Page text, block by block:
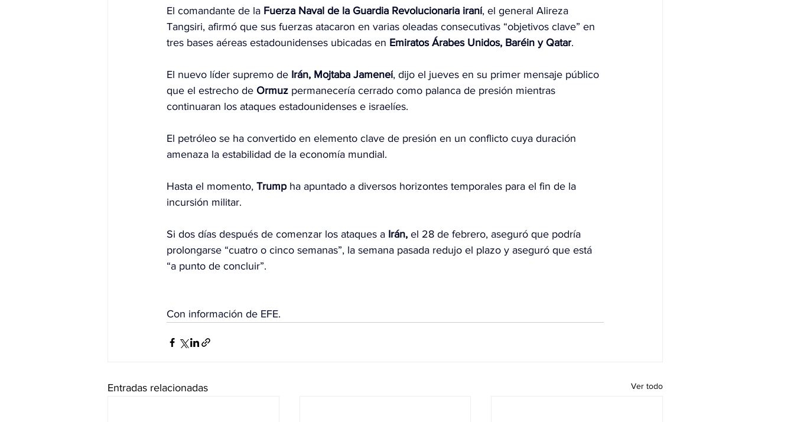
El comandante de la Fuerza Naval de la Guardia Revolucionaria iraní, el general Alireza
Tangsiri, afirmó que sus fuerzas atacaron en varias oleadas consecutivas “objetivos clave” en
tres bases aéreas estadounidenses ubicadas en Emiratos Árabes Unidos, Baréin y Qatar.
El nuevo líder supremo de Irán, Mojtaba Jameneí, dijo el jueves en su primer mensaje público
que el estrecho de Ormuz permanecería cerrado como palanca de presión mientras
continuaran los ataques estadounidenses e israelíes.
El petróleo se ha convertido en elemento clave de presión en un conflicto cuya duración
amenaza la estabilidad de la economía mundial.
Hasta el momento, Trump ha apuntado a diversos horizontes temporales para el fin de la
incursión militar.
Si dos días después de comenzar los ataques a Irán, el 28 de febrero, aseguró que podría
prolongarse “cuatro o cinco semanas”, la semana pasada redujo el plazo y aseguró que está
“a punto de concluir”.
Con información de EFE.
Entradas relacionadas Ver todo